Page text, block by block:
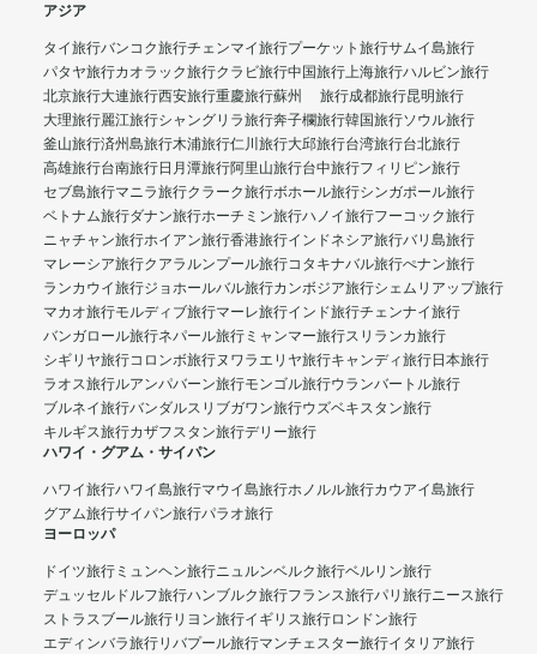
アジア
タイ旅行バンコク旅行チェンマイ旅行プーケット旅行サムイ島旅行
パタヤ旅行カオラック旅行クラビ旅行中国旅行上海旅行ハルビン旅行
北京旅行大連旅行西安旅行重慶旅行蘇州 旅行成都旅行昆明旅行
大理旅行麗江旅行シャングリラ旅行奔子欄旅行韓国旅行ソウル旅行
釜山旅行済州島旅行木浦旅行仁川旅行大邱旅行台湾旅行台北旅行
高雄旅行台南旅行日月潭旅行阿里山旅行台中旅行フィリピン旅行
セブ島旅行マニラ旅行クラーク旅行ボホール旅行シンガポール旅行
ベトナム旅行ダナン旅行ホーチミン旅行ハノイ旅行フーコック旅行
ニャチャン旅行ホイアン旅行香港旅行インドネシア旅行バリ島旅行
マレーシア旅行クアラルンプール旅行コタキナバル旅行ぺナン旅行
ランカウイ旅行ジョホールバル旅行カンボジア旅行シェムリアップ旅行
マカオ旅行モルディブ旅行マーレ旅行インド旅行チェンナイ旅行
バンガロール旅行ネパール旅行 ミャンマー旅行スリランカ旅行
シギリヤ旅行コロンボ旅行ヌワラエリヤ旅行キャンディ旅行日本旅行
ラオス旅行ルアンパバーン旅行モンゴル旅行ウランバートル旅行
ブルネイ旅行バンダルスリブガワン旅行ウズベキスタン旅行
キルギス旅行カザフスタン旅行デリー旅行
ハワイ・グアム・サイパン
ハワイ旅行ハワイ島旅行マウイ島旅行ホノルル旅行カウアイ島旅行
グアム旅行サイパン旅行パラオ旅行
ヨーロッパ
ドイツ旅行 ミュンヘン旅行ニュルンベルク旅行ベルリン旅行
デュッセルドルフ旅行ハンブルク旅行フランス旅行パリ旅行ニース旅行
ストラスブール旅行リヨン旅行イギリス旅行ロンドン旅行
エディンバラ旅行リバプール旅行マンチェスター旅行イタリア旅行